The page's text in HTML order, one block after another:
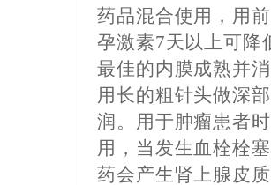
药品混合使用，用
孕激素7天以上可降
最佳的内膜成熟并
用长的粗针头做深
润。用于肿瘤患者
用，当发生血栓栓
药会产生肾上腺皮